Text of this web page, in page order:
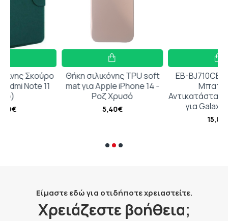
11
Θήκη σιλικόνης TPU soft
mat για Apple iPhone 14 -
Ροζ Χρυσό
EB-BJ710CBC Συμβατή
Μπαταρία
Αντικατάστασης
για Galaxy J7 2016
Είμαστε εδώ για οτιδήποτε χρειαστείτε.
Χρειάζεστε βοήθεια;